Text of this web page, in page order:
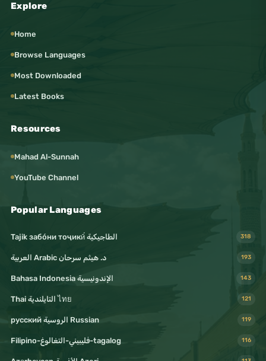
Explore
Home
Browse Languages
Most Downloaded
Latest Books
Resources
Mahad Al-Sunnah
YouTube Channel
Popular Languages
Tajik забо́ни тоҷикӣ́ الطاجيكية 318
د. هيثم سرحان Arabic العربية 193
Bahasa Indonesia الإندونيسية 143
Thai التايلندية ไทย 121
русский الروسية Russian 119
Filipino-فليبيني-التغالوغ-tagalog 116